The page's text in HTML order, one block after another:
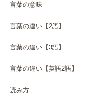
言葉の意味
言葉の違い【2語】
言葉の違い【3語】
言葉の違い【英語2語】
読み方